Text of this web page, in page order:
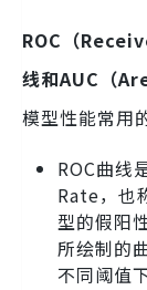
ROC（
线和AUC（
模型性能常用
ROC曲线
Rate，也
型的假阳
所绘制的
不同阈值